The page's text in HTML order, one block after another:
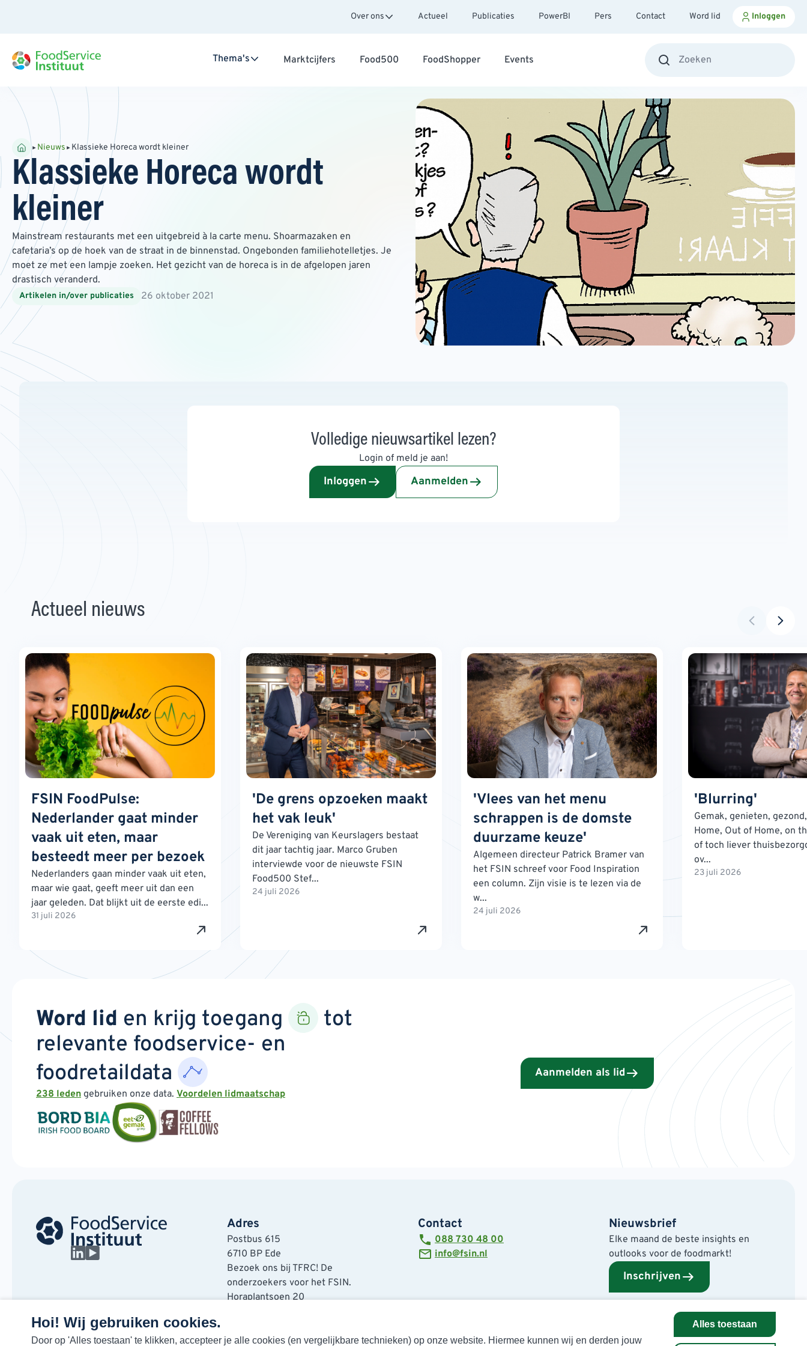
Hoi! Wij gebruiken cookies.
Door op 'Alles toestaan' te klikken, accepteer je alle cookies (en vergelijkbare technieken) op onze website. Hiermee kunnen wij en derden jouw
Alles toestaan
Over ons Actueel Publicaties PowerBI Pers Contact Word lid Inloggen
Thema's Marktcijfers Food500 FoodShopper Events
Nieuws Klassieke Horeca wordt kleiner
Klassieke Horeca wordt
kleiner
Mainstream restaurants met een uitgebreid à la carte menu. Shoarmazaken en
cafetaria’s op de hoek van de straat in de binnenstad. Ongebonden familiehotelletjes. Je
moet ze met een lampje zoeken. Het gezicht van de horeca is in de afgelopen jaren
drastisch veranderd.
Artikelen in/over publicaties 26 oktober 2021
Volledige nieuwsartikel lezen?
Login of meld je aan!
Inloggen Aanmelden
Actueel nieuws
FSIN FoodPulse:
Nederlander gaat minder
vaak uit eten, maar
besteedt meer per bezoek
Nederlanders gaan minder vaak uit eten,
maar wie gaat, geeft meer uit dan een
jaar geleden. Dat blijkt uit de eerste edi...
31 juli 2026
'De grens opzoeken maakt
het vak leuk'
De Vereniging van Keurslagers bestaat
dit jaar tachtig jaar. Marco Gruben
interviewde voor de nieuwste FSIN
Food500 Stef...
24 juli 2026
'Vlees van het menu
schrappen is de domste
duurzame keuze'
Algemeen directeur Patrick Bramer van
het FSIN schreef voor Food Inspiration
een column. Zijn visie is te lezen via de
w...
24 juli 2026
'Blurring'
Gemak, genieten,
Home, Out of Home, on
of toch liever
ov...
23 juli 2026
Word lid en krijg toegang
tot
relevante foodservice- en
foodretaildata
238 leden gebruiken onze data. Voordelen lidmaatschap
Aanmelden als lid
Adres
Postbus 615
6710 BP Ede
Bezoek ons bij TFRC! De
onderzoekers voor het FSIN.
Horaplantsoen 20
Contact
088 730 48 00
info@fsin.nl
Nieuwsbrief
Elke maand de beste insights en
outlooks voor de foodmarkt!
Inschrijven